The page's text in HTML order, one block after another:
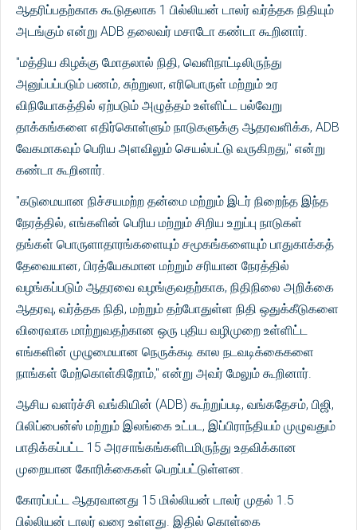
ஆதரிப்பதற்காக கூடுதலாக 1 பில்லியன் டாலர் வர்த்தக நிதியும்
அடங்கும் என்று ADB தலைவர் மசாடோ கண்டா கூறினார்.
"மத்திய கிழக்கு மோதலால் நிதி, வெளிநாட்டிலிருந்து
அனுப்பப்படும் பணம், சுற்றுலா, எரிபொருள் மற்றும் உர
விநியோகத்தில் ஏற்படும் அழுத்தம் உள்ளிட்ட பல்வேறு
தாக்கங்களை எதிர்கொள்ளும் நாடுகளுக்கு ஆதரவளிக்க, ADB
வேகமாகவும் பெரிய அளவிலும் செயல்பட்டு வருகிறது," என்று
கண்டா கூறினார்.
"கடுமையான நிச்சயமற்ற தன்மை மற்றும் இடர் நிறைந்த இந்த
நேரத்தில், எங்களின் பெரிய மற்றும் சிறிய உறுப்பு நாடுகள்
தங்கள் பொருளாதாரங்களையும் சமூகங்களையும் பாதுகாக்கத்
தேவையான, பிரத்யேகமான மற்றும் சரியான நேரத்தில்
வழங்கப்படும் ஆதரவை வழங்குவதற்காக, நிதிநிலை அறிக்கை
ஆதரவு, வர்த்தக நிதி, மற்றும் தற்போதுள்ள நிதி ஒதுக்கீடுகளை
விரைவாக மாற்றுவதற்கான ஒரு புதிய வழிமுறை உள்ளிட்ட
எங்களின் முழுமையான நெருக்கடி கால நடவடிக்கைகளை
நாங்கள் மேற்கொள்கிறோம்," என்று அவர் மேலும் கூறினார்.
ஆசிய வளர்ச்சி வங்கியின் (ADB) கூற்றுப்படி, வங்கதேசம், பிஜி,
பிலிப்பைன்ஸ் மற்றும் இலங்கை உட்பட, இப்பிராந்தியம் முழுவதும்
பாதிக்கப்பட்ட 15 அரசாங்கங்களிடமிருந்து உதவிக்கான
முறையான கோரிக்கைகள் பெறப்பட்டுள்ளன.
கோரப்பட்ட ஆதரவானது 15 மில்லியன் டாலர் முதல் 1.5
பில்லியன் டாலர் வரை உள்ளது. இதில் கொள்கை